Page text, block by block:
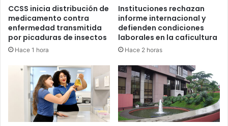
CCSS inicia distribución de
medicamento contra
enfermedad transmitida
por picaduras de insectos
Hace 1 hora
Instituciones rechazan
informe internacional y
defienden condiciones
laborales en la caficultura
Hace 2 horas